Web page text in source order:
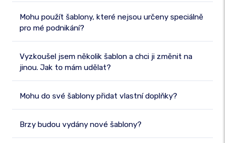
Mohu použít šablony, které nejsou určeny speciálně
pro mé podnikání?
Vyzkoušel jsem několik šablon a chci ji změnit na
jinou. Jak to mám udělat?
Mohu do své šablony přidat vlastní doplňky?
Brzy budou vydány nové šablony?